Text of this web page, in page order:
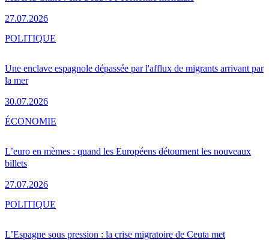
27.07.2026
Une enclave espagnole dépassée par l'afflux de migrants arrivant par
la mer
30.07.2026
POLITIQUE
L’euro en mèmes : quand les Européens détournent les nouveaux
billets
27.07.2026
ÉCONOMIE
L’Espagne sous pression : la crise migratoire de Ceuta met
POLITIQUE